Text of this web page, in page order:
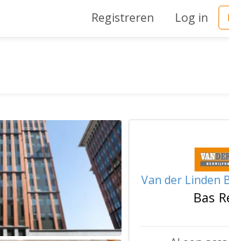
Registreren Log in
Van der Linden
Bas